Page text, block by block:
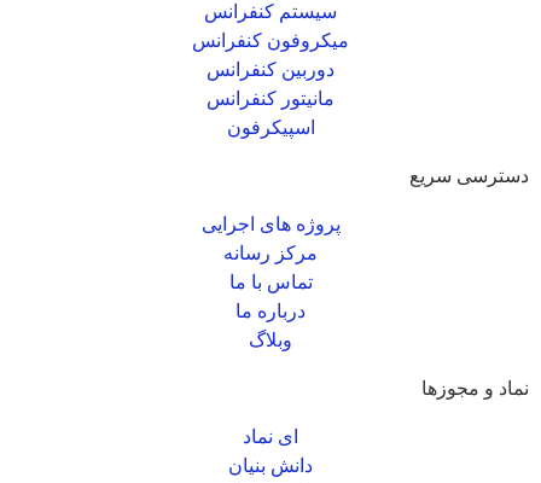
سیستم کنفرانس
میکروفون کنفرانس
دوربین کنفرانس
مانیتور کنفرانس
اسپیکرفون
دسترسی سریع
پروژه های اجرایی
مرکز رسانه
تماس با ما
درباره ما
وبلاگ
نماد و مجوزها
ای نماد
دانش بنیان